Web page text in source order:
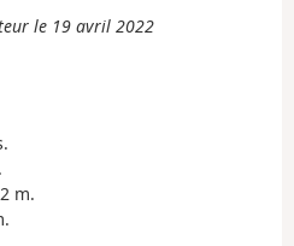
le 19 avril 2022
m.